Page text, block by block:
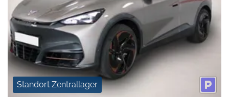
Standort Zentrallager